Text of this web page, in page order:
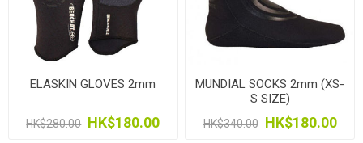
ELASKIN GLOVES 2mm
HK$280.00 HK$180.00
MUNDIAL SOCKS 2mm (XS-
S SIZE)
HK$340.00 HK$180.00